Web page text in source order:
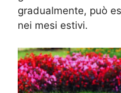
gradualmente, può
nei mesi estivi.